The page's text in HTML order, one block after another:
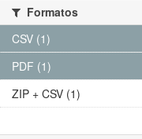
Formatos
CSV (1)
PDF (1)
ZIP + CSV (1)